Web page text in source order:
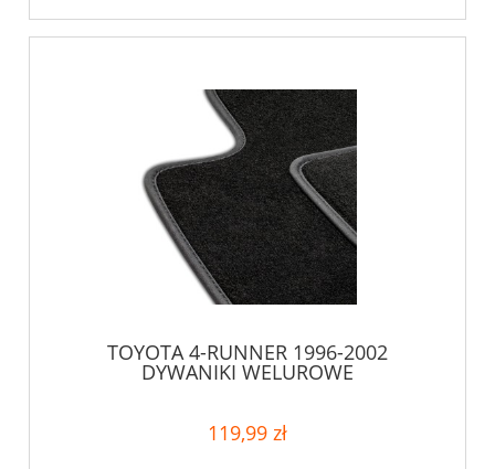
TOYOTA 4-RUNNER 1996-2002
DYWANIKI WELUROWE
119,99 zł